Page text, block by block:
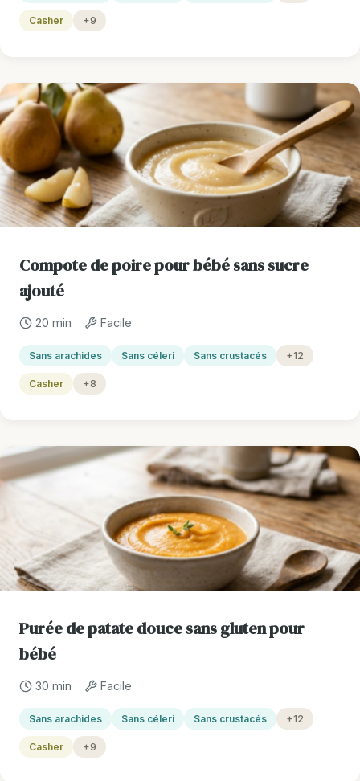
Casher +9
Compote de poire pour bébé sans sucre
ajouté
20 min Facile
Sans arachides Sans céleri Sans crustacés +12
Casher +8
Purée de patate douce sans gluten pour
bébé
30 min Facile
Sans arachides Sans céleri Sans crustacés +12
Casher +9